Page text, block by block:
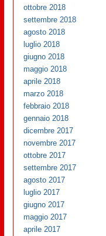
ottobre 2018
settembre 2018
agosto 2018
luglio 2018
giugno 2018
maggio 2018
aprile 2018
marzo 2018
febbraio 2018
gennaio 2018
dicembre 2017
novembre 2017
ottobre 2017
settembre 2017
agosto 2017
luglio 2017
giugno 2017
maggio 2017
aprile 2017